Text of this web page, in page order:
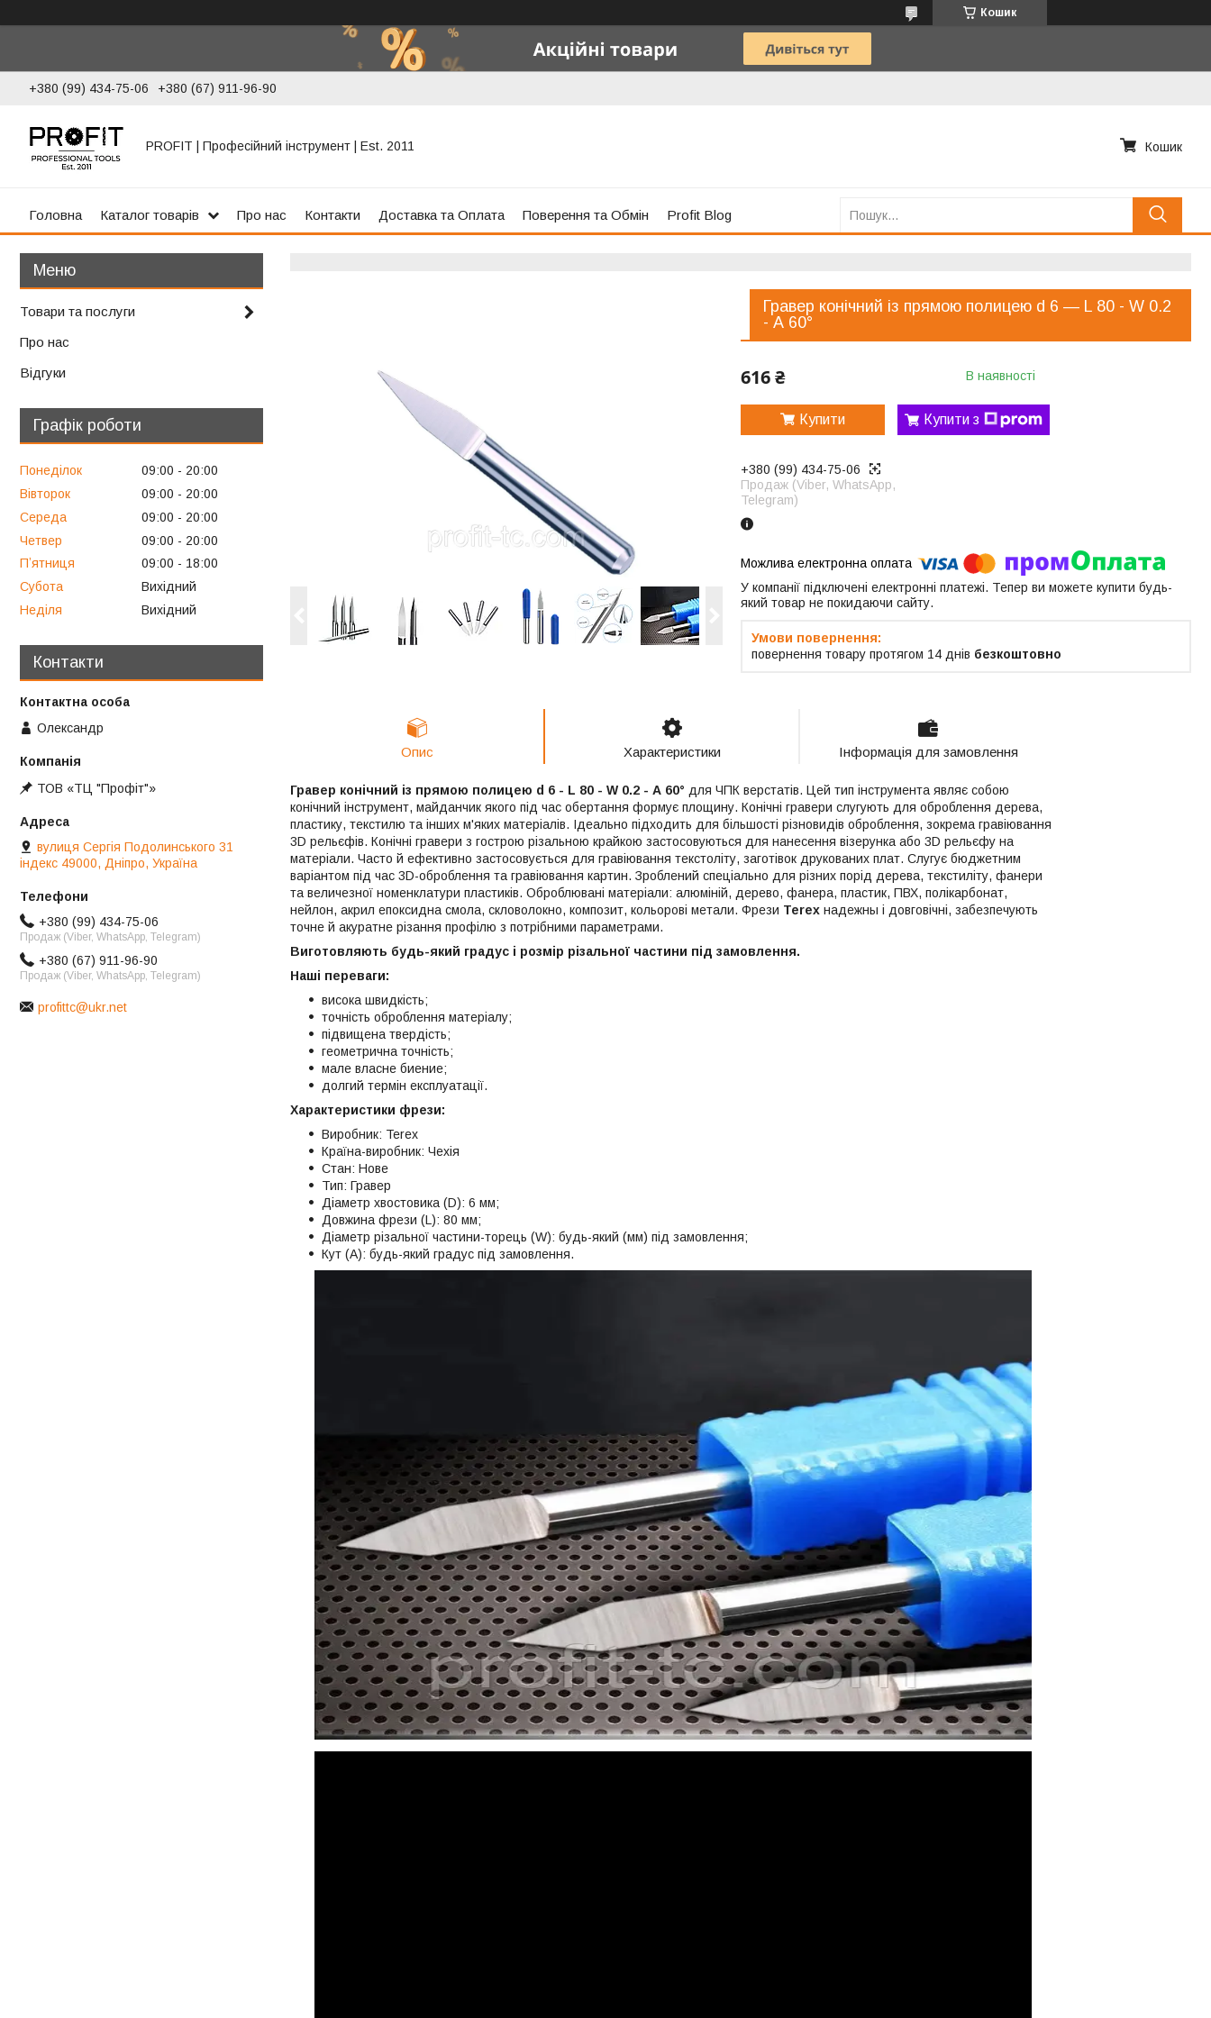
Кошик
+380 (99) 434-75-06 +380 (67) 911-96-90
PROFIT | Професійний інструмент | Est. 2011 Кошик
Головна Каталог товарів Про нас Контакти Доставка та Оплата Поверення та Обмін Profit Blog
Гравер конічний із прямою полицею d 6 — L 80 - W 0.2
- А 60°
616 ₴ В наявності
Купити Купити з
+380 (99) 434-75-06
Продаж (Viber, WhatsApp,
Telegram)
У компанії підключені електронні платежі. Тепер ви можете купити будь-
який товар не покидаючи сайту.
повернення товару протягом 14 днів безкоштовно
Опис Характеристики Інформація для замовлення
Гравер конічний із прямою полицею d 6 - L 80 - W 0.2 - А 60° для ЧПК верстатів. Цей тип інструмента являє собою
конічний інструмент, майданчик якого під час обертання формує площину. Конічні гравери слугують для оброблення дерева,
пластику, текстилю та інших м'яких матеріалів. Ідеально підходить для більшості різновидів оброблення, зокрема гравіювання
3D рельєфів. Конічні гравери з гострою різальною крайкою застосовуються для нанесення візерунка або 3D рельєфу на
матеріали. Часто й ефективно застосовується для гравіювання текстоліту, заготівок друкованих плат. Слугує бюджетним
варіантом під час 3D-оброблення та гравіювання картин. Зроблений спеціально для різних порід дерева, текстиліту, фанери
та величезної номенклатури пластиків. Оброблювані матеріали: алюміній, дерево, фанера, пластик, ПВХ, полікарбонат,
нейлон, акрил епоксидна смола, скловолокно, композит, кольорові метали. Фрези Terex надежны і довговічні, забезпечують
точне й акуратне різання профілю з потрібними параметрами.
Виготовляють будь-який градус і розмір різальної частини під замовлення.
Наші переваги:
висока швидкість;
точність оброблення матеріалу;
підвищена твердість;
геометрична точність;
мале власне биение;
долгий термін експлуатації.
Характеристики фрези:
Виробник: Terex
Країна-виробник: Чехія
Стан: Нове
Тип: Гравер
Діаметр хвостовика (D): 6 мм;
Довжина фрези (L): 80 мм;
Діаметр різальної частини-торець (W): будь-який (мм) під замовлення;
Кут (А): будь-який градус під замовлення.
Товари та послуги
Про нас
Відгуки
Графік роботи
Понеділок 09:00
20:00
Вівторок
09:00
20:00
Середа
09:00
20:00
Четвер
09:00
20:00
Пʼятниця
09:00
18:00
Субота
Вихідний
Неділя
Вихідний
Контакти
Олександр
ТОВ «ТЦ "Профіт"»
вулиця Сергія Подолинського 31
індекс 49000, Дніпро, Україна
+380 (99) 434-75-06
Продаж (Viber, WhatsApp, Telegram)
+380 (67) 911-96-90
Продаж (Viber, WhatsApp, Telegram)
profittc@ukr.net